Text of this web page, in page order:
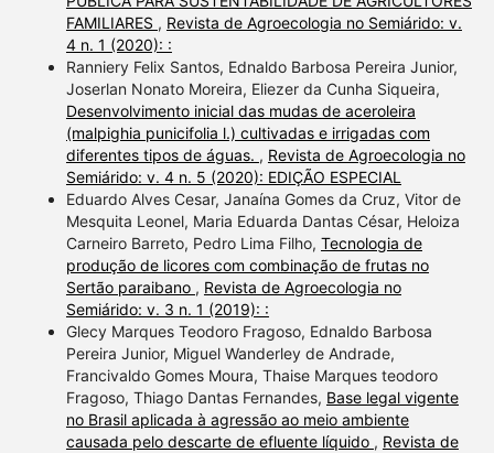
FAMILIARES , Revista de Agroecologia no Semiárido: v.
4 n. 1 (2020): :
Ranniery Felix Santos, Ednaldo Barbosa Pereira Junior,
Joserlan Nonato Moreira, Eliezer da Cunha Siqueira,
Desenvolvimento inicial das mudas de aceroleira
(malpighia punicifolia l.) cultivadas e irrigadas com
diferentes tipos de águas. , Revista de Agroecologia no
Semiárido: v. 4 n. 5 (2020): EDIÇÃO ESPECIAL
Eduardo Alves Cesar, Janaína Gomes da Cruz, Vitor de
Mesquita Leonel, Maria Eduarda Dantas César, Heloiza
Carneiro Barreto, Pedro Lima Filho, Tecnologia de
produção de licores com combinação de frutas no
Sertão paraibano , Revista de Agroecologia no
Semiárido: v. 3 n. 1 (2019): :
Glecy Marques Teodoro Fragoso, Ednaldo Barbosa
Pereira Junior, Miguel Wanderley de Andrade,
Francivaldo Gomes Moura, Thaise Marques teodoro
Fragoso, Thiago Dantas Fernandes, Base legal vigente
no Brasil aplicada à agressão ao meio ambiente
causada pelo descarte de efluente líquido , Revista de